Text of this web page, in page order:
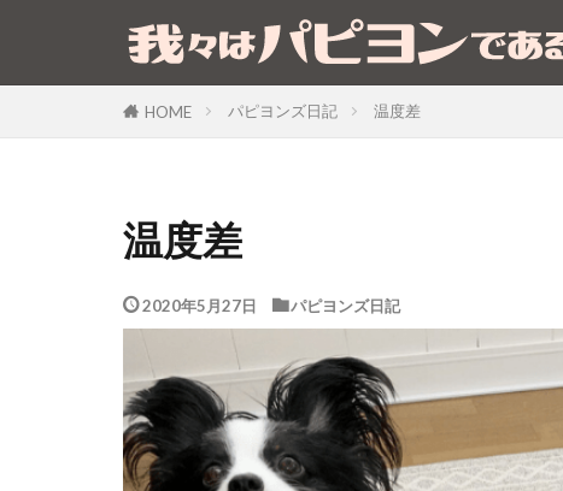
HOME パピヨンズ日記 温度差
温度差
2020年5月27日 パピヨンズ日記